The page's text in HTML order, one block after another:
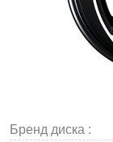
Бренд диска :